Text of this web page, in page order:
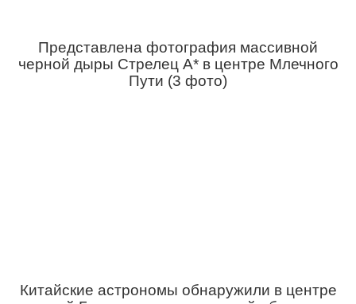
Представлена фотография массивной
черной дыры Стрелец A* в центре Млечного
Пути (3 фото)
Китайские астрономы обнаружили в центре